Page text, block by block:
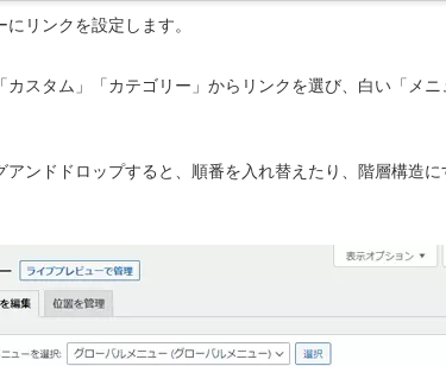
リンクを設定します。
カスタム」「カテゴリー」からリンクを選び、白い「メニ
アンドドロップすると、順番を入れ替えたり、階層構造に